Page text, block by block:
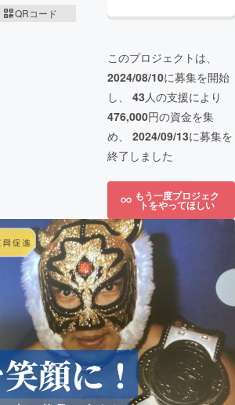
QRコード
このプロジェクトは、
2024/08/10に募集を開始
し、 43人の支援により
476,000円の資金を集
め、 2024/09/13に募集を
終了しました
もう一度プロジェク
トをやってほしい